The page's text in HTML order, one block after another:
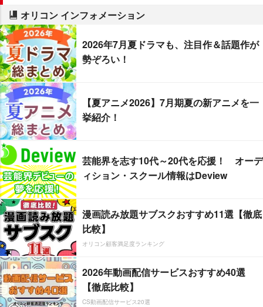
オリコン インフォメーション
2026年7月夏ドラマも、注目作＆話題作が
勢ぞろい！
【夏アニメ2026】7月期夏の新アニメを一
挙紹介！
芸能界を志す10代～20代を応援！ オーデ
ィション・スクール情報はDeview
漫画読み放題サブスクおすすめ11選【徹底
比較】
オリコン顧客満足度ランキング
2026年動画配信サービスおすすめ40選
【徹底比較】
CS動画配信サービス20選